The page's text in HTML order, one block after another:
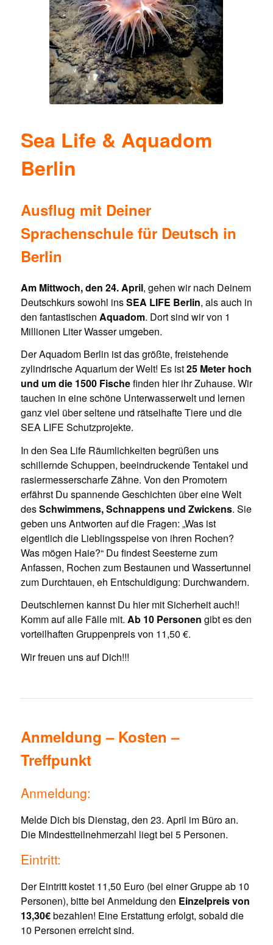
Sea Life & Aquadom
Berlin
Ausflug mit Deiner
Sprachenschule für Deutsch in
Berlin
Am Mittwoch, den 24. April, gehen wir nach Deinem
Deutschkurs sowohl insSEA LIFE Berlin, als auch in
den fantastischen Aquadom. Dort sind wir von 1
Millionen Liter Wasser umgeben.
Der Aquadom Berlin ist das größte, freistehende
zylindrische Aquarium der Welt! Es ist25 Meter hoch
und um die 1500 Fischefinden hier ihr Zuhause. Wir
tauchen in eine schöne Unterwasserwelt und lernen
ganz viel über seltene und rätselhafte Tiere und die
SEA LIFE Schutzprojekte.
In den Sea Life Räumlichkeiten begrüßen uns
schillernde Schuppen, beeindruckende Tentakel und
rasiermesserscharfe Zähne. Von den Promotern
erfährst Du spannende Geschichten über eine Welt
desSchwimmens, Schnappens und Zwickens. Sie
geben uns Antworten auf die Fragen: „Was ist
eigentlich die Lieblingsspeise von ihren Rochen?
Was mögen Haie?“ Du findest Seesterne zum
Anfassen, Rochen zum Bestaunen und Wassertunnel
zum Durchtauen, eh Entschuldigung: Durchwandern.
Deutschlernen kannst Du hier mit Sicherheit auch!!
Komm auf alle Fälle mit. Ab 10 Personen gibt es den
vorteilhaften Gruppenpreis von 11,50 €.
Wir freuen uns auf Dich!!!
Anmeldung – Kosten –
Treffpunkt
Anmeldung:
Melde Dich bis Dienstag, den 23. April im Büro an.
Die Mindestteilnehmerzahl liegt bei 5 Personen.
Eintritt:
Der Eintritt kostet 11,50 Euro (bei einer Gruppe ab 10
Personen), bitte bei Anmeldung den Einzelpreis von
13,30€bezahlen! Eine Erstattung erfolgt, sobald die
10 Personen erreicht sind.